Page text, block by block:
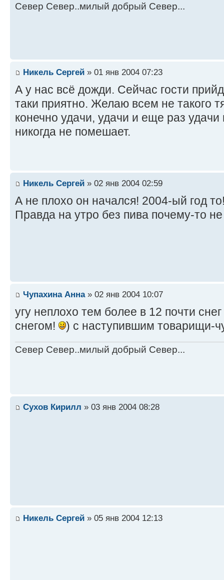
Север Север..милый добрый Север...
Никель Сергей » 01 янв 2004 07:23
А у нас всё дожди. Сейчас гости
таки приятно. Желаю всем не такого
конечно удачи, удачи и еще раз
никогда не помешает.
Никель Сергей » 02 янв 2004 02:59
А не плохо он начался! 2004-ый год
Правда на утро без пива почему-то
Чупахина Анна» 02 янв 2004 10:07
угу неплохо тем более в 12 почти
снегом!
) с наступившим товарищи-
Север Север..милый добрый Север...
Сухов Кирилл » 03 янв 2004 08:28
Никель Сергей » 05 янв 2004 12:13